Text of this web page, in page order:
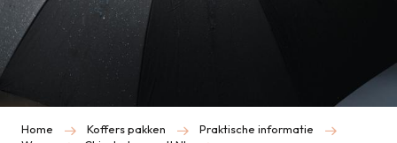
Home Koffers pakken
Praktische informatie